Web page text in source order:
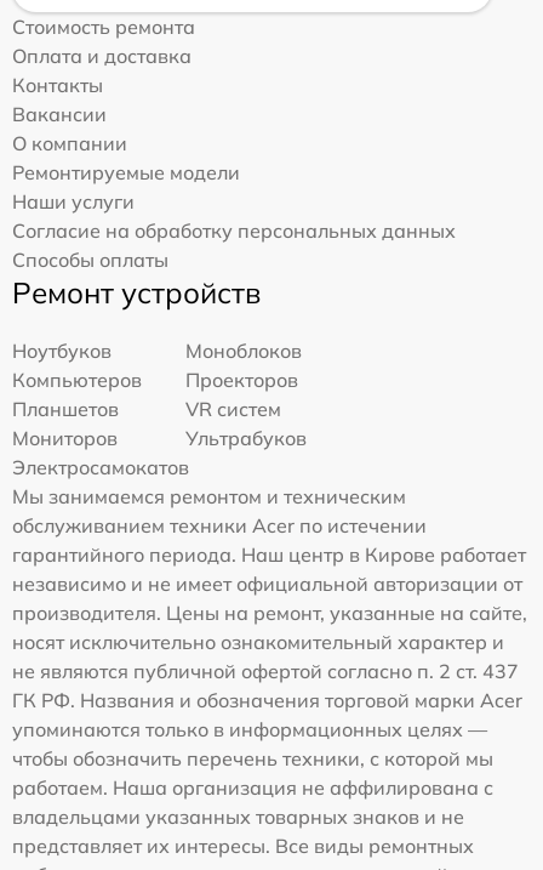
Стоимость ремонта
Оплата и доставка
Контакты
Вакансии
О компании
Ремонтируемые модели
Наши услуги
Согласие на обработку персональных данных
Способы оплаты
Ремонт устройств
Ноутбуков
Моноблоков
Компьютеров
Проекторов
Планшетов
VR систем
Мониторов
Ультрабуков
Электросамокатов
Мы занимаемся ремонтом и техническим
обслуживанием техники Acer по истечении
гарантийного периода. Наш центр в Кирове работает
независимо и не имеет официальной авторизации от
производителя. Цены на ремонт, указанные на сайте,
носят исключительно ознакомительный характер и
не являются публичной офертой согласно п. 2 ст. 437
ГК РФ. Названия и обозначения торговой марки Acer
упоминаются только в информационных целях —
чтобы обозначить перечень техники, с которой мы
работаем. Наша организация не аффилирована с
владельцами указанных товарных знаков и не
представляет их интересы. Все виды ремонтных